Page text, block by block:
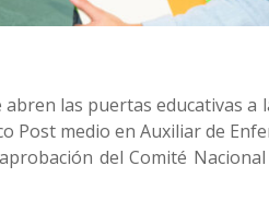
abren las puertas educativas
Post medio en Auxiliar de
del Comité